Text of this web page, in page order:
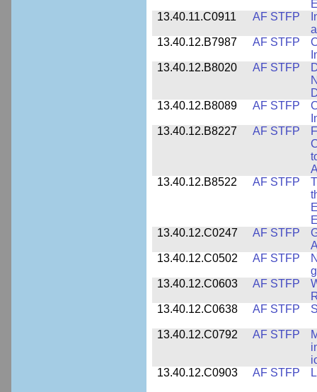
13.40.11.C0911
AF STFP
13.40.12.B7987
AF STFP
13.40.12.B8020
AF STFP
13.40.12.B8089
AF STFP
13.40.12.B8227
AF STFP
13.40.12.B8522
AF STFP
13.40.12.C0247
AF STFP
13.40.12.C0502
AF STFP
13.40.12.C0603
AF STFP
13.40.12.C0638
AF STFP
13.40.12.C0792 AF STFP
13.40.12.C0903
AF STFP